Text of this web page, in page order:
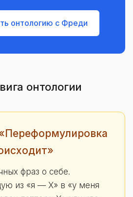
онтологию с Фреди
онтологии
фраз о себе.
из «я — X» в «у меня